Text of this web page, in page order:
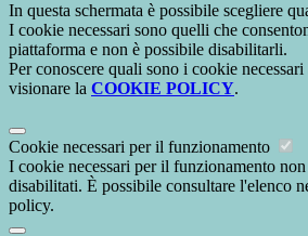
In questa schermata è possibile scegliere
I cookie necessari sono quelli che
piattaforma e non è possibile disabilitarli.
Per conoscere quali sono i cookie
visionare la COOKIE POLICY.
Cookie necessari per il funzionamento
I cookie necessari per il funzionamento non
disabilitati. È possibile consultare l'elenco
policy.